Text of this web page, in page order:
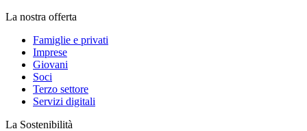
La nostra offerta
Famiglie e privati
Imprese
Giovani
Soci
Terzo settore
Servizi digitali
La Sostenibilità